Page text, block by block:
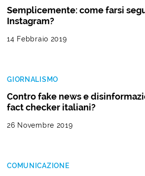
Semplicemente: come farsi
Instagram?
14 Febbraio 2019
GIORNALISMO
Contro fake news e
fact checker italiani?
26 Novembre 2019
COMUNICAZIONE